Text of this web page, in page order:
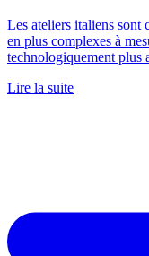
Les ateliers italiens sont
en plus complexes à
technologiquement plus
Lire la suite